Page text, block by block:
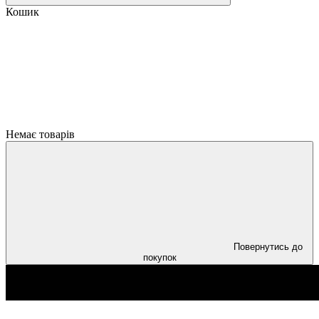
Кошик
Немає товарів
Повернутись до
покупок